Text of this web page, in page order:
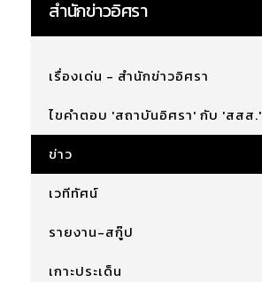
สำนักข่าวอิศรา
เรื่องเด่น - สำนักข่าวอิศรา
ไขคำตอบ 'สถาบันอิศรา' กับ 'สสส.'
ข่าว
เวทีทัศน์
รายงาน-สกู๊ป
เกาะประเด็น